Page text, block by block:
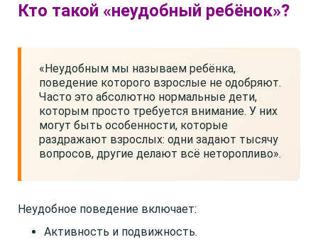
Кто такой «неудобный ребёнок»?
«Неудобным мы называем ребёнка,
поведение которого взрослые не одобряют.
Часто это абсолютно нормальные дети,
которым просто требуется внимание. У них
могут быть особенности, которые
раздражают взрослых: одни задают тысячу
вопросов, другие делают всё неторопливо».
Неудобное поведение включает:
Активность и подвижность.